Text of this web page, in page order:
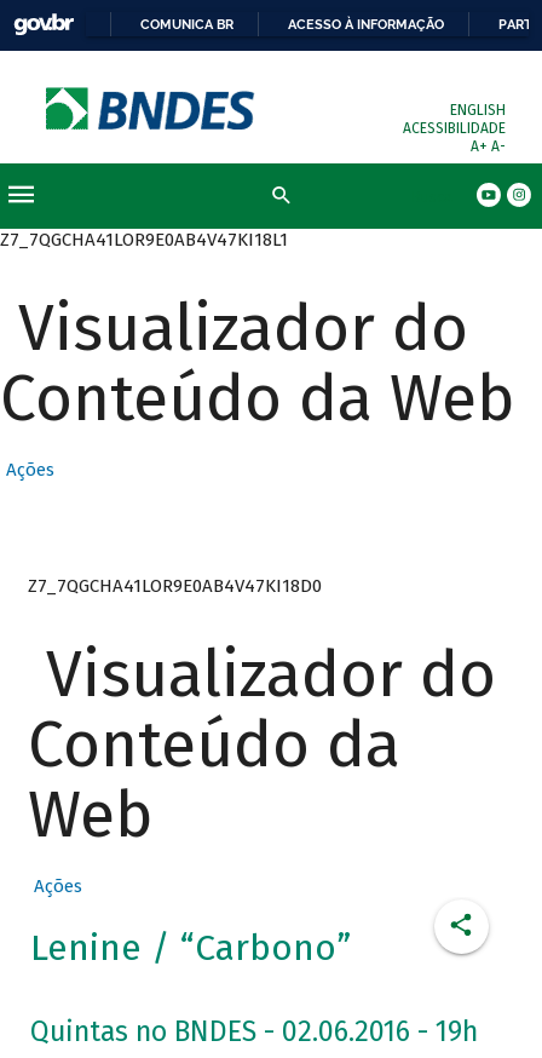
COMUNICA BR ACESSO À INFORMAÇÃO
ENGLISH
ACESSIBILIDADE
A+ A-
Z7_7QGCHA41LOR9E0AB4V47KI18L1
Visualizador do
Conteúdo da Web
Ações
Z7_7QGCHA41LOR9E0AB4V47KI18D0
Visualizador do
Conteúdo da
Web
Ações
Lenine / “Carbono”
Quintas no BNDES - 02.06.2016 - 19h